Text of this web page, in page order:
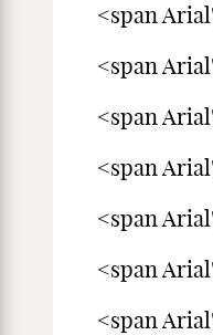
<span
<span
<span
<span
<span
<span
<span